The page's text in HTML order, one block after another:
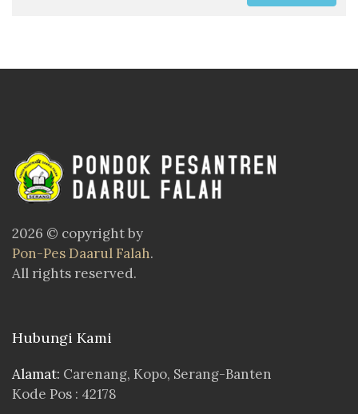
2026 © copyright by
Pon-Pes Daarul Falah.
All rights reserved.
Hubungi Kami
Alamat: Carenang, Kopo, Serang-Banten
Kode Pos : 42178